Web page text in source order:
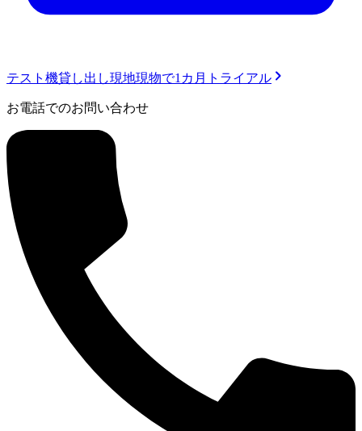
テスト機貸し出し現地現物で1カ月トライアル
お電話でのお問い合わせ